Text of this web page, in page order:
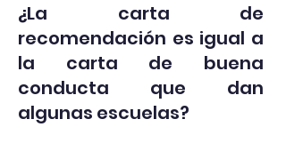
¿La carta de
recomendación es igual a
la carta de buena
conducta que dan
algunas escuelas?